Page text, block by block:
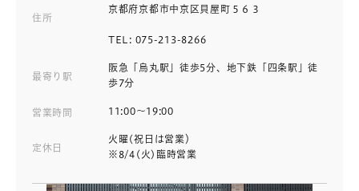
住所
京都府京都市中京区貝屋町５６３
TEL: 075-213-8266
最寄り駅
阪急「烏丸駅」徒歩5分、地下鉄「四条駅」徒
歩7分
営業時間 11:00～19:00
定休日
火曜(祝日は営業）
※8/4(火)臨時営業